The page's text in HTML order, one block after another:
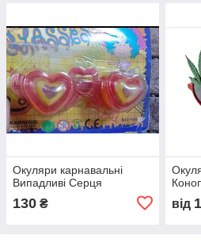
Окуляри карнавальні
Випадливі Серця
130 ₴ від